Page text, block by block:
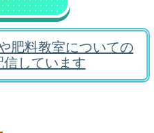
肥料教室についての
信しています